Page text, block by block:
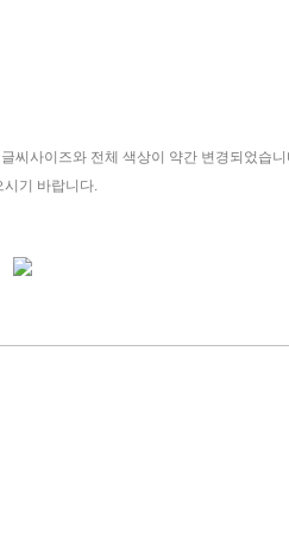
씨사이즈와 전체 색상이 약간 변경되었습니
시기 바랍니다.